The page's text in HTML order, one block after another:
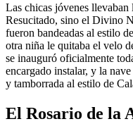
Las chicas jóvenes llevaban
Resucitado, sino el Divino
fueron bandeadas al estilo
otra niña le quitaba el velo
se inauguró oficialmente
encargado instalar, y la
y tamborrada al estilo de
El Rosario de la